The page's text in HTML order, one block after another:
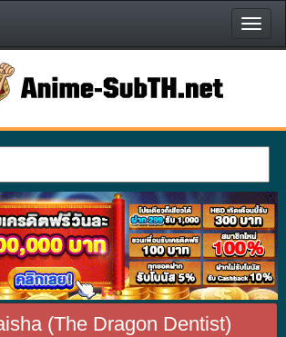
หน้า
แรก
(The Dragon Dentist)